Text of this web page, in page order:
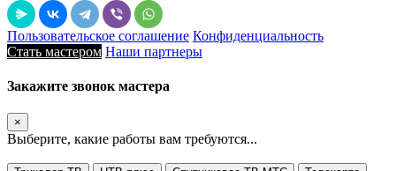
Пользовательское соглашение Конфиденциальность
Стать мастером Наши партнеры
Закажите звонок мастера
×
Выберите, какие работы вам требуются...